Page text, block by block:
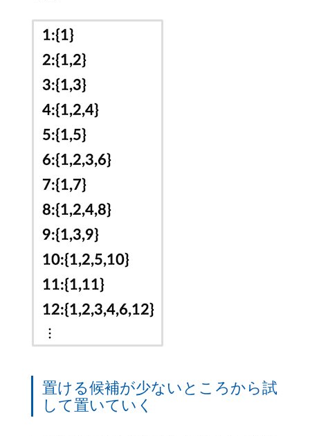
置ける候補が少ないところから試
して置いていく